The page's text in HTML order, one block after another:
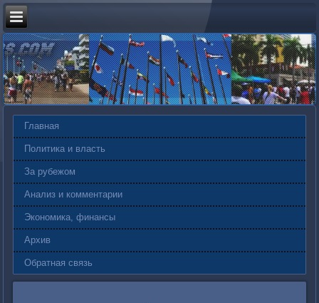
Главная
Политика и власть
За рубежом
Анализ и комментарии
Экономика, финансы
Архив
Обратная связь